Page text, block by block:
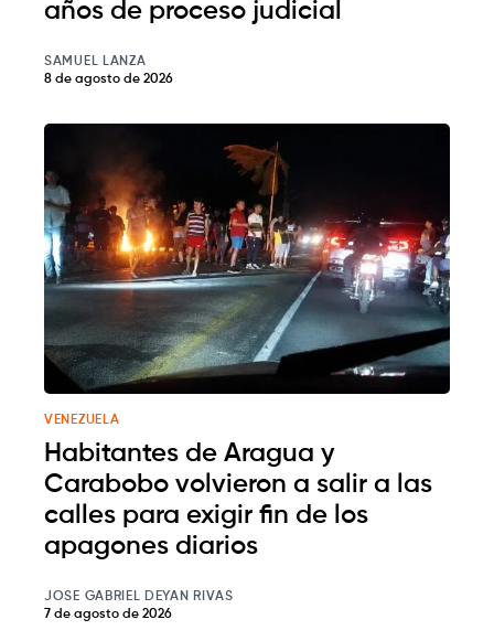
años de proceso judicial
SAMUEL LANZA
8 de agosto de 2026
VENEZUELA
Habitantes de Aragua y
Carabobo volvieron a salir a las
calles para exigir fin de los
apagones diarios
JOSE GABRIEL DEYAN RIVAS
7 de agosto de 2026